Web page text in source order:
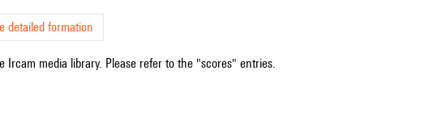
detailed formation
media library. Please refer to the "scores" entries.